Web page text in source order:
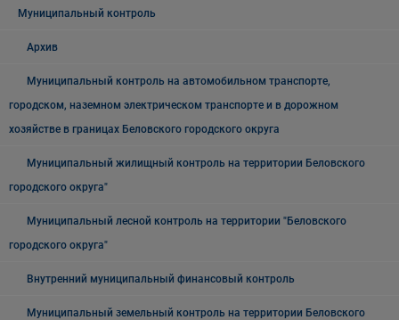
Муниципальный контроль
Архив
Муниципальный контроль на автомобильном транспорте,
городском, наземном электрическом транспорте и в дорожном
хозяйстве в границах Беловского городского округа
Муниципальный жилищный контроль на территории Беловского
городского округа"
Муниципальный лесной контроль на территории "Беловского
городского округа"
Внутренний муниципальный финансовый контроль
Муниципальный земельный контроль на территории Беловского